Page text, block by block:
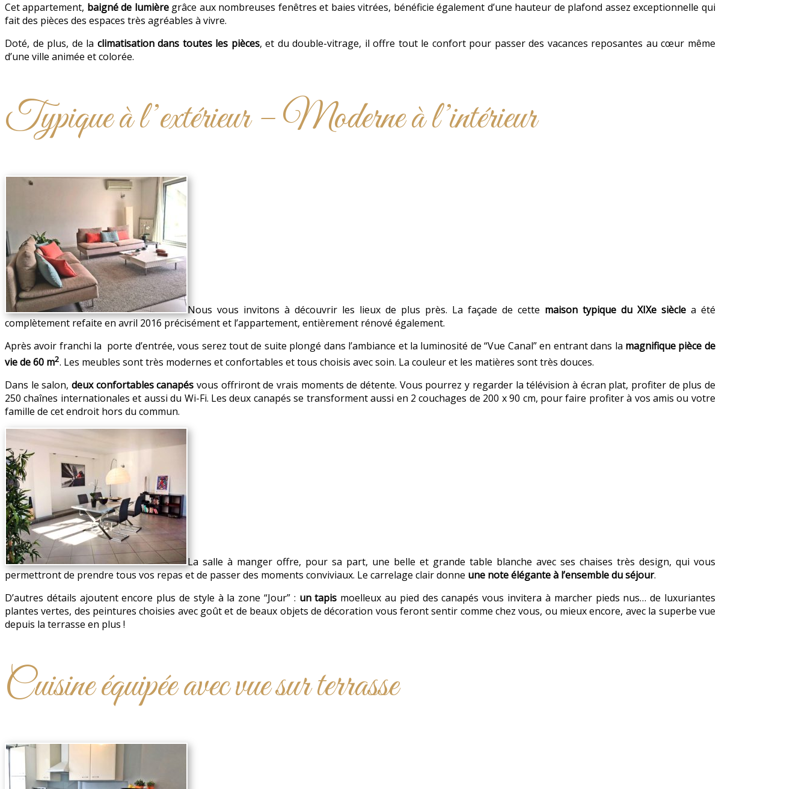
Cet appartement, baigné de lumière grâce aux nombreuses fenêtres et baies vitrées, bénéficie également d’une hauteur de plafond assez exceptionnelle qui
fait des pièces des espaces très agréables à vivre.
Doté, de plus, de la climatisation dans toutes les pièces, et du double-vitrage, il offre tout le confort pour passer des vacances reposantes au cœur même
d’une ville animée et colorée.
Typique à l’extérieur – Moderne à l’intérieur
Nous vous invitons à découvrir les lieux de plus près. La façade de cette maison typique du XIXe sièclea été
complètement refaite en avril 2016 précisément et l’appartement, entièrement rénové également.
Après avoir franchi la porte d’entrée, vous serez tout de suite plongé dans l’ambiance et la luminosité de “Vue Canal” en entrant dans la magnifique pièce de
vie de 60 m2. Les meubles sont très modernes et confortables et tous choisis avec soin. La couleur et les matières sont très douces.
Dans le salon, deux confortables canapés vous offriront de vrais moments de détente. Vous pourrez y regarder la télévision à écran plat, profiter de plus de
250 chaînes internationales et aussi du Wi-Fi. Les deux canapés se transforment aussi en 2 couchages de 200 x 90 cm, pour faire profiter à vos amis ou votre
famille de cet endroit hors du commun.
La salle à manger offre, pour sa part, une belle et grande table blanche avec ses chaises très design, qui vous
permettront de prendre tous vos repas et de passer des moments conviviaux. Le carrelage clair donne une note élégante à l’ensemble du séjour.
D’autres détails ajoutent encore plus de style à la zone “Jour” : un tapis moelleux au pied des canapés vous invitera à marcher pieds nus… de luxuriantes
plantes vertes, des peintures choisies avec goût et de beaux objets de décoration vous feront sentir comme chez vous, ou mieux encore, avec la superbe vue
depuis la terrasse en plus !
Cuisine équipée avec vue sur terrasse